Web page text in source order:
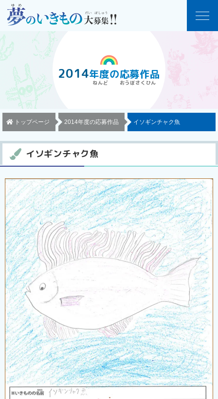
2014年度の応募作品
トップページ 2014年度の応募作品 イソギンチャク魚
イソギンチャク魚